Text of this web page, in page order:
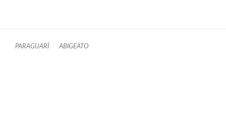
PARAGUARÍ ABIGEATO